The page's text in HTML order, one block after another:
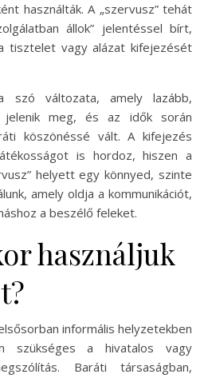
használták. A „szervusz” tehát
állok” jelentéssel bírt,
tisztelet vagy alázat kifejezését
szó változata, amely lazább,
jelenik meg, és az idők során
köszönéssé vált. A kifejezés
is hordoz, hiszen a
helyett egy könnyed, szinte
amely oldja a kommunikációt,
a beszélő feleket.
használjuk
informális helyzetekben
szükséges a hivatalos vagy
Baráti társaságban,